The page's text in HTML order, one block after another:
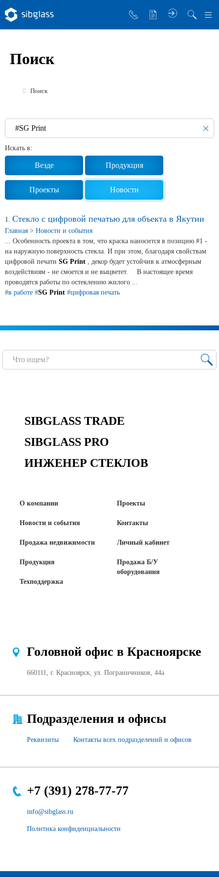
Управляющая компания
Инженер Стеклов
История компании
Политика в области качества
Работа в Sibglass
Новости и события
Продажа недвижимости
Продукция
Стекло для мебели, оборудования и бытовой техники
Сертификаты на продукцию Sibglass Pro
Проекты
Контакты
Личный кабинет
Продажа Б/У оборудования
Поиск
Поиск
Искать в:
Везде Продукция
Проекты Новости
1. Стекло с цифровой печатью для объекта в Якутии
Главная > Новости и события
... Особенность проекта в том, что краска наносится в позицию #1 -
на наружную поверхность стекла. И при этом, благодаря свойствам
цифровой печати SG Print , декор будет устойчив к атмосферным
воздействиям - не смоется и не выцветет. ⠀ В настоящее время
проводятся работы по остеклению жилого ...
#в работе #SG Print #цифровая печать
SIBGLASS TRADE
SIBGLASS PRO
ИНЖЕНЕР СТЕКЛОВ
О компании
Новости и события
Продажа недвижимости
Продукция
Техподдержка
Проекты
Контакты
Личный кабинет
Продажа Б/У
оборудования
Головной офис в Красноярске
660111, г. Красноярск, ул. Пограничников, 44а
Подразделения и офисы
Реквизиты Контакты всех подразделений и офисов
+7 (391) 278-77-77
info@sibglass.ru
Политика конфиденциальности